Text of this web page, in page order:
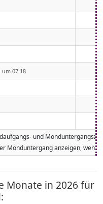
07:18
und
Monduntergang anzeigen,
Monate in 2026 für